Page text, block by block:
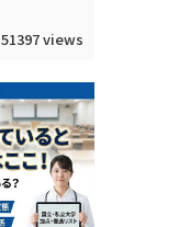
51397 views